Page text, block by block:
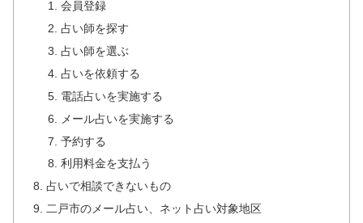
会員登録
占い師を探す
占い師を選ぶ
占いを依頼する
電話占いを実施する
メール占いを実施する
予約する
利用料金を支払う
占いで相談できないもの
二戸市のメール占い、ネット占い対象地区